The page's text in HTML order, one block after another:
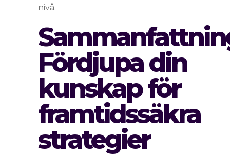
nivå.
Fördjupa din
kunskap för
framtidssäkra
strategier